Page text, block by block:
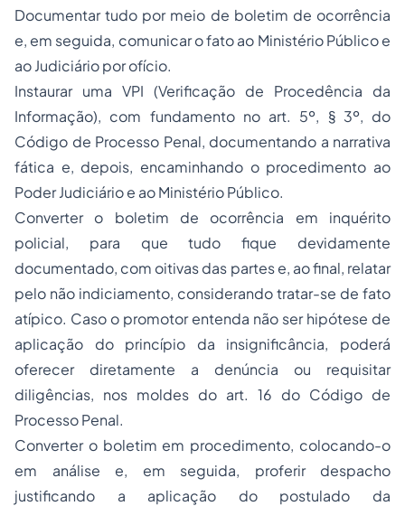
Documentar tudo por meio de boletim de ocorrência
e, em seguida, comunicar o fato ao Ministério Público e
ao Judiciário por ofício.
Instaurar uma VPI (Verificação de Procedência da
Informação), com fundamento no art. 5º, § 3º, do
Código de Processo Penal, documentando a narrativa
fática e, depois, encaminhando o procedimento ao
Poder Judiciário e ao Ministério Público.
Converter o boletim de ocorrência em inquérito
policial, para que tudo fique devidamente
documentado, com oitivas das partes e, ao final, relatar
pelo não indiciamento, considerando tratar-se de fato
atípico. Caso o promotor entenda não ser hipótese de
aplicação do princípio da insignificância, poderá
oferecer diretamente a denúncia ou requisitar
diligências, nos moldes do art. 16 do Código de
Processo Penal.
Converter o boletim em procedimento, colocando-o
em análise e, em seguida, proferir despacho
justificando a aplicação do postulado da